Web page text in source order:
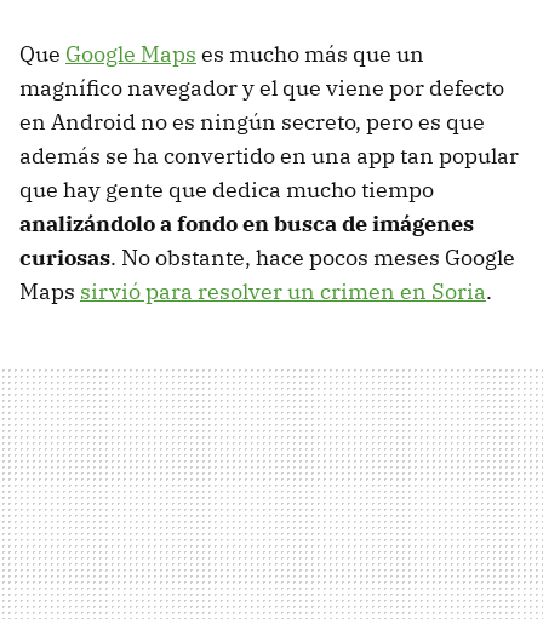
Que Google Maps es mucho más que un
magnífico navegador y el que viene por defecto
en Android no es ningún secreto, pero es que
además se ha convertido en una app tan popular
que hay gente que dedica mucho tiempo
analizándolo a fondo en busca de imágenes
curiosas. No obstante, hace pocos meses Google
Maps sirvió para resolver un crimen en Soria.